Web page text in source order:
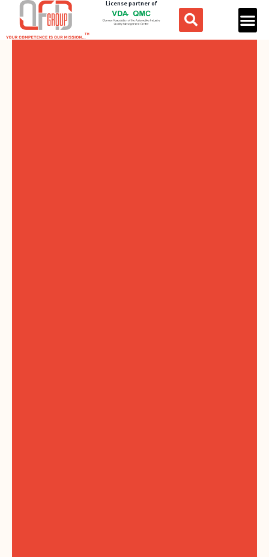
License partner of